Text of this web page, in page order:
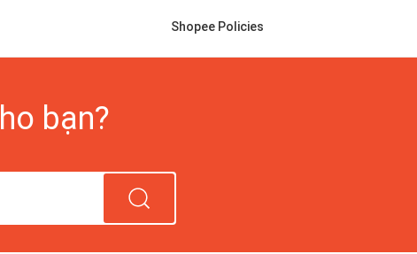
Shopee Policies
bạn?